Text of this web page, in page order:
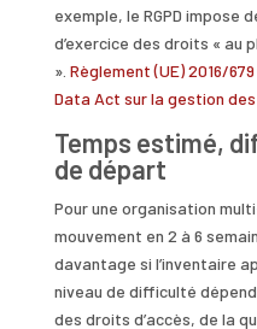
exemple, le RGPD impose
d’exercice des droits « au
». Règlement (UE) 2016/679
Data Act sur la gestion
Temps estimé,
de départ
Pour une organisation
mouvement en 2 à 6
davantage si l’inventaire
niveau de difficulté
des droits d’accès, de la